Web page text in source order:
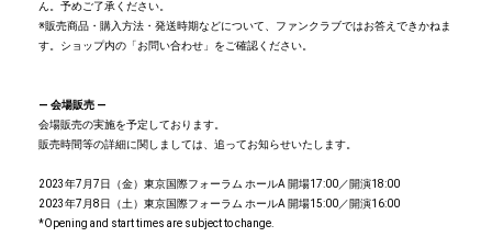
ん。予めご了承ください。
※販売商品・購入方法・発送時期などについて、ファンクラブではお答えできかねま
す。ショップ内の「お問い合わせ」をご確認ください。
― 会場販売 ―
会場販売の実施を予定しております。
販売時間等の詳細に関しましては、追ってお知らせいたします。
2023年7月7日（金）東京国際フォーラム ホールA 開場17:00／開演18:00
2023年7月8日（土）東京国際フォーラム ホールA 開場15:00／開演16:00
*Opening and start times are subject to change.